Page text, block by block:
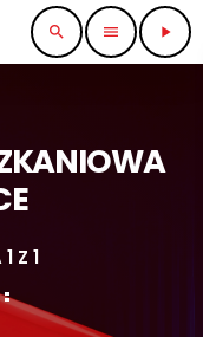
search menu play_arrow
Z 1